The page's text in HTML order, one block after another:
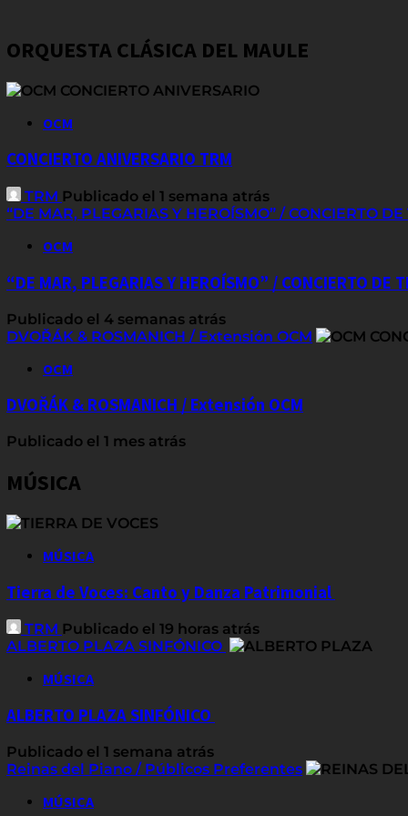
ORQUESTA CLÁSICA DEL MAULE
OCM
CONCIERTO ANIVERSARIO TRM
TRM Publicado el 1 semana atrás
“DE MAR, PLEGARIAS Y HEROÍSMO” / CONCIERTO
OCM
“DE MAR, PLEGARIAS Y HEROÍSMO” / CONCIERTO DE
Publicado el 4 semanas atrás
DVOŘÁK & ROSMANICH / Extensión OCM
OCM
DVOŘÁK & ROSMANICH / Extensión OCM
Publicado el 1 mes atrás
MÚSICA
MÚSICA
Tierra de Voces: Canto y Danza Patrimonial
TRM Publicado el 19 horas atrás
ALBERTO PLAZA SINFÓNICO
MÚSICA
ALBERTO PLAZA SINFÓNICO
Publicado el 1 semana atrás
Reinas del Piano / Públicos Preferentes
MÚSICA